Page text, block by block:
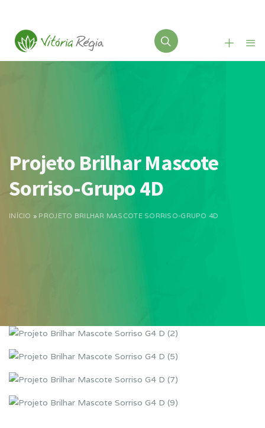
Projeto Brilhar Mascote
Sorriso-Grupo 4D
INÍCIO » PROJETO BRILHAR MASCOTE SORRISO-GRUPO 4D